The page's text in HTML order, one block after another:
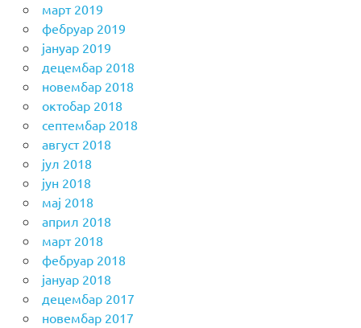
март 2019
фебруар 2019
јануар 2019
децембар 2018
новембар 2018
октобар 2018
септембар 2018
август 2018
јул 2018
јун 2018
мај 2018
април 2018
март 2018
фебруар 2018
јануар 2018
децембар 2017
новембар 2017